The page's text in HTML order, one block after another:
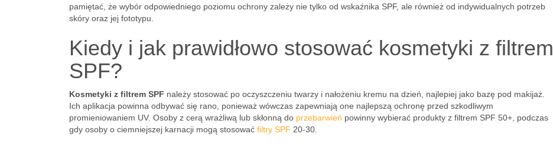
pamiętać, że wybór odpowiedniego poziomu ochrony zależy nie tylko od wskaźnika SPF, ale również od indywidualnych potrzeb
skóry oraz jej fototypu.
Kiedy i jak prawidłowo stosować kosmetyki z filtrem
SPF?
Kosmetyki z filtrem SPF należy stosować po oczyszczeniu twarzy i nałożeniu kremu na dzień, najlepiej jako bazę pod makijaż.
Ich aplikacja powinna odbywać się rano, ponieważ wówczas zapewniają one najlepszą ochronę przed szkodliwym
promieniowaniem UV. Osoby z cerą wrażliwą lub skłonną do przebarwień powinny wybierać produkty z filtrem SPF 50+, podczas
gdy osoby o ciemniejszej karnacji mogą stosować filtry SPF 20-30.